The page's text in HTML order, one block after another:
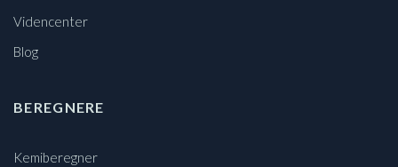
Videncenter
Blog
BEREGNERE
Kemiberegner